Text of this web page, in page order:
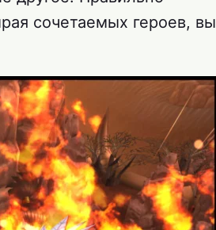
сочетаемых героев, вы